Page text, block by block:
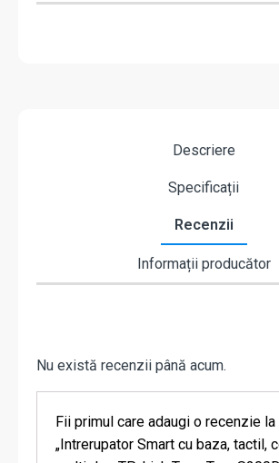
Descriere
Specificații
Recenzii
Informații producător
Nu există recenzii până acum.
Fii primul care adaugi o recenzie la
„Intrerupator Smart cu baza, tactil,